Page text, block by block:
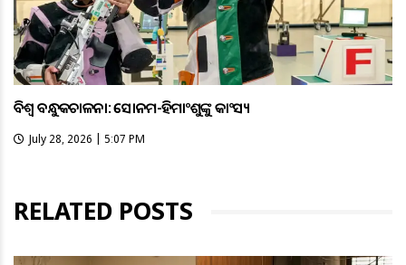
ବିଶ୍ବ ବନ୍ଧୁକଚାଳନା: ସୋନମ-ହିମାଂଶୁଙ୍କୁ କାଂସ୍ୟ
July 28, 2026 | 5:07 PM
RELATED POSTS